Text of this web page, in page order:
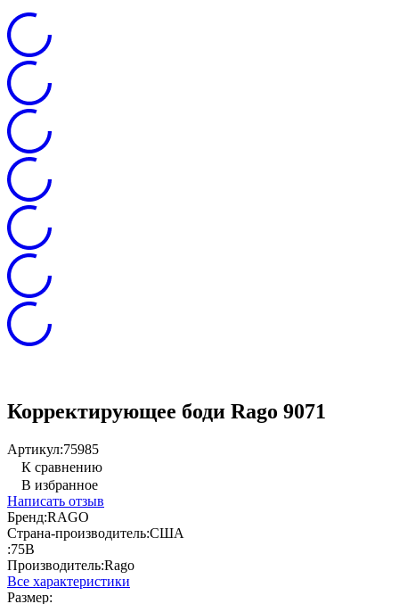
Корректирующее боди Rago 9071
Артикул:75985
К сравнению
В избранное
Написать отзыв
Бренд:RAGO
Страна-производитель:США
:75B
Производитель:Rago
Все характеристики
Размер: